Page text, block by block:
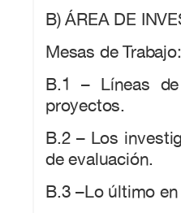
B) ÁREA DE
Mesas de Trabajo:
B.1 – Líneas
proyectos.
B.2 – Los
de evaluación.
B.3 –Lo último